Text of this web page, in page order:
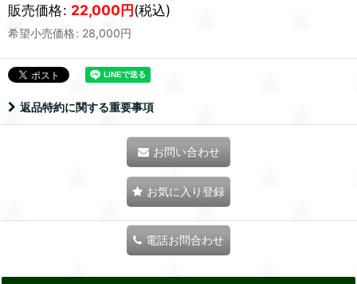
販売価格: 22,000円(税込)
希望小売価格: 28,000円
返品特約に関する重要事項
お問い合わせ
お気に入り登録
電話お問合わせ